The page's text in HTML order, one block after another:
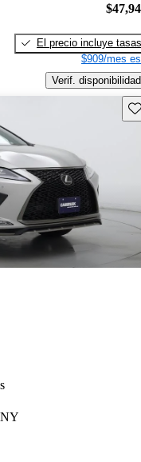
El precio incluye tasas
$909/mes
Verif. disponibilidad
NY